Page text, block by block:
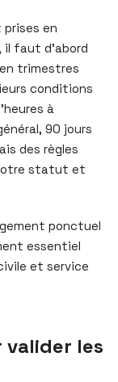
prises en
faut d’abord
trimestres
conditions
à
90 jours
des règles
statut et
ponctuel
essentiel
et service
valider les